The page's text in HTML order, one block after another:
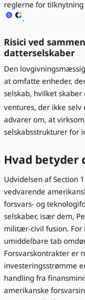
reglerne for
.
Risici ved
datterselskaber
Den
at omfatte enheder,
selskab, hvilket
ventures, der ikke
advarer om, at
selskabsstrukturer for
Hvad
Udvidelsen af Section
vedvarende
forsvars- og
selskaber, især dem,
militær-civil fusion. For
umiddelbare tab
Forsvarskontrakter er
investeringsstrømme
handling fra
amerikanske